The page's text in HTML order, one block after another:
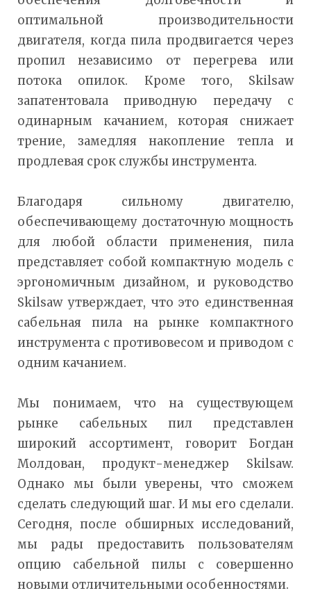
оптимальной производительности
двигателя, когда пила продвигается через
пропил независимо от перегрева или
потока опилок. Кроме того, Skilsaw
запатентовала приводную передачу с
одинарным качанием, которая снижает
трение, замедляя накопление тепла и
продлевая срок службы инструмента.
Благодаря сильному двигателю,
обеспечивающему достаточную мощность
для любой области применения, пила
представляет собой компактную модель с
эргономичным дизайном, и руководство
Skilsaw утверждает, что это единственная
сабельная пила на рынке компактного
инструмента с противовесом и приводом с
одним качанием.
Мы понимаем, что на существующем
рынке сабельных пил представлен
широкий ассортимент, говорит Богдан
Молдован, продукт-менеджер Skilsaw.
Однако мы были уверены, что сможем
сделать следующий шаг. И мы его сделали.
Сегодня, после обширных исследований,
мы рады предоставить пользователям
опцию сабельной пилы с совершенно
новыми отличительными особенностями.